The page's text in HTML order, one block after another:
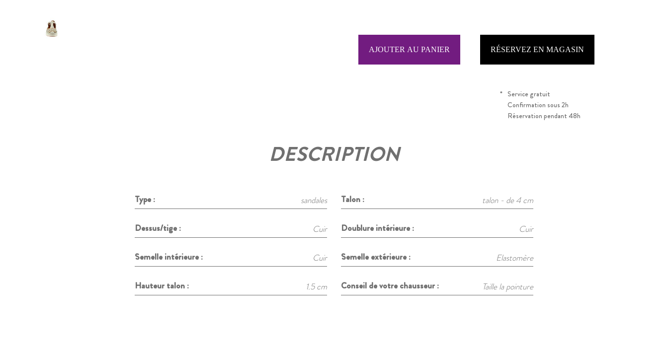
RÉSERVEZ EN MAGASIN
* Service gratuit
Confirmation sous 2h
Réservation pendant 48h
DESCRIPTION
Type : sandales Talon : talon - de 4 cm
Dessus/tige : Cuir Doublure intérieure : Cuir
Semelle intérieure : Cuir Semelle extérieure : Elastomère
Hauteur talon : 1.5 cm Conseil de votre chausseur : Taille la pointure